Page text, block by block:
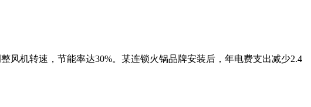
机转速，节能率达30%。某连锁火锅品牌安装后，年电费支出减少2.4